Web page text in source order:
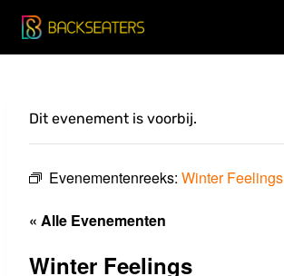
Doorgaan
naar
Dit evenement is voorbij.
Evenementenreeks: Winter Feelings
« Alle Evenementen
Winter Feelings